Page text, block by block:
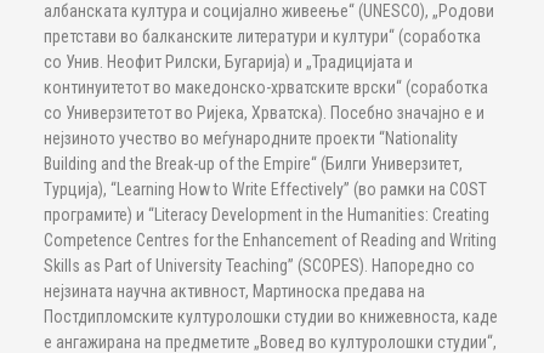
албанската култура и социјално живеење“ (UNESCO), „Родови
претстави во балканските литератури и култури“ (соработка
со Унив. Неофит Рилски, Бугарија) и „Традицијата и
континуитетот во македонско-хрватските врски“ (соработка
со Универзитетот во Ријека, Хрватска). Посебно значајно е и
нејзиното учество во меѓународните проекти “Nationality
Building and the Break-up of the Empire“ (Билги Универзитет,
Турција), “Learning How to Write Effectively” (во рамки на COST
програмите) и “Literacy Development in the Humanities: Creating
Competence Centres for the Enhancement of Reading and Writing
Skills as Part of University Teaching” (SCOPES). Напоредно со
нејзината научна активност, Мартиноска предава на
Постдипломските културолошки студии во книжевноста, каде
е ангажирана на предметите „Вовед во културолошки студии“,